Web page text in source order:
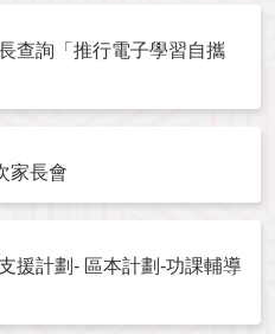
查詢「推行電子學習自攜
家長會
援計劃- 區本計劃-功課輔導